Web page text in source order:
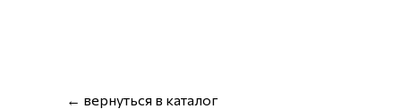
← вернуться в каталог